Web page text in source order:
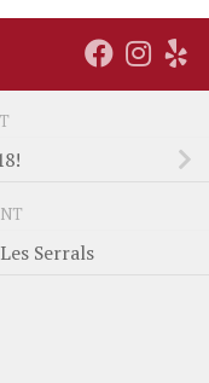
Serrals